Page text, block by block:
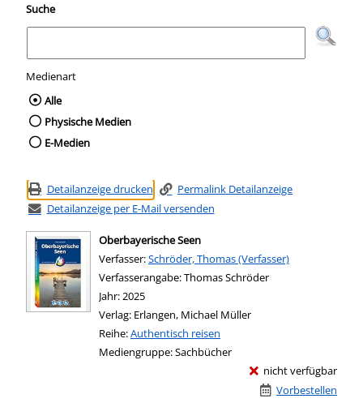
Suche
Medienart
Wählen Sie die Medienart nach der Sie
Alle
Physische Medien
E-Medien
Detailanzeige drucken
Permalink Detailanzeige
Detailanzeige per E-Mail versenden
Oberbayerische Seen
Verfasser:Suche nach diesem Verfasser
Schröder, Thomas (Verfasser)
Verfasserangabe:Thomas Schröder
Jahr:2025
Verlag: Erlangen, Michael Müller
Reihe:Authentisch reisen
Mediengruppe:Sachbücher
nicht verfügbar
Vorbestellen